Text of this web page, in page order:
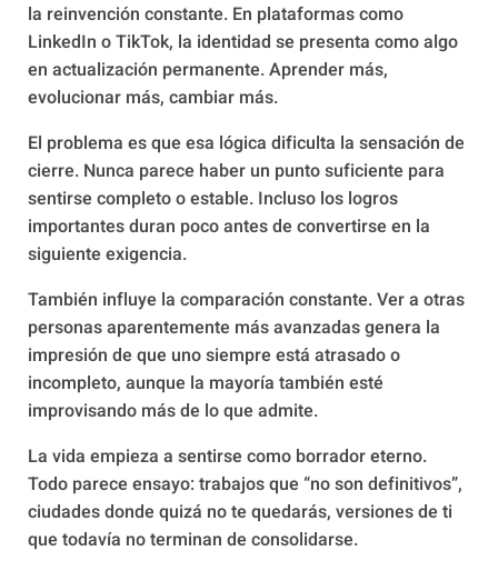
la reinvención constante. En plataformas como
LinkedIn o TikTok, la identidad se presenta como algo
en actualización permanente. Aprender más,
evolucionar más, cambiar más.
El problema es que esa lógica dificulta la sensación de
cierre. Nunca parece haber un punto suficiente para
sentirse completo o estable. Incluso los logros
importantes duran poco antes de convertirse en la
siguiente exigencia.
También influye la comparación constante. Ver a otras
personas aparentemente más avanzadas genera la
impresión de que uno siempre está atrasado o
incompleto, aunque la mayoría también esté
improvisando más de lo que admite.
La vida empieza a sentirse como borrador eterno.
Todo parece ensayo: trabajos que “no son definitivos”,
ciudades donde quizá no te quedarás, versiones de ti
que todavía no terminan de consolidarse.